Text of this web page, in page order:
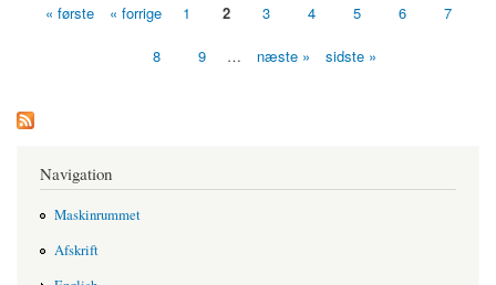
« første « forrige 1 2 3 4 5 6 7
8 9 … næste » sidste »
Navigation
Maskinrummet
Afskrift